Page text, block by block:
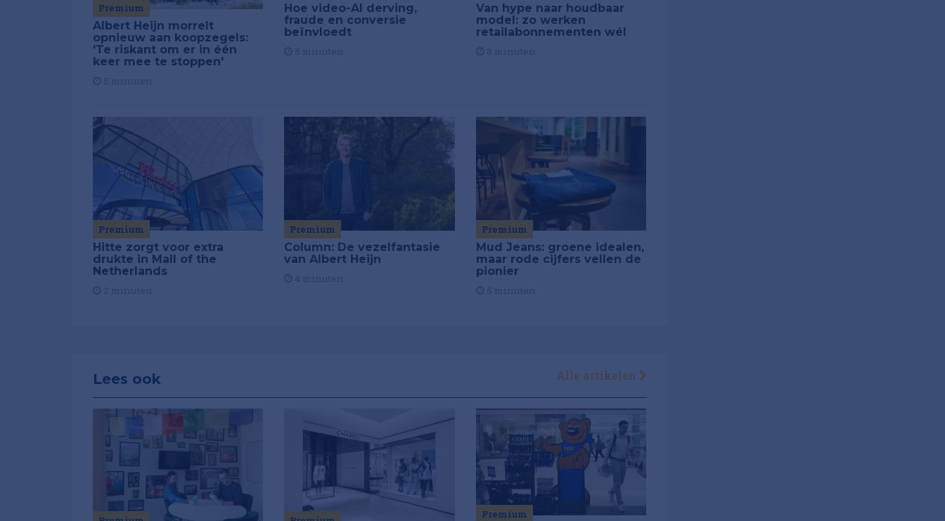
Premium
Albert Heijn morrelt
opnieuw aan koopzegels:
'Te riskant om er in één
keer mee te stoppen'
Hoe video-AI derving,
fraude en conversie
beïnvloedt
Van hype naar houdbaar
model: zo werken
retailabonnementen wél
Premium
Hitte zorgt voor extra
drukte in Mall of the
Netherlands
Premium
Column: De vezelfantasie
van Albert Heijn
Premium
Mud Jeans: groene idealen,
maar rode cijfers vellen de
pionier
Lees ook Alle artikelen
Premium